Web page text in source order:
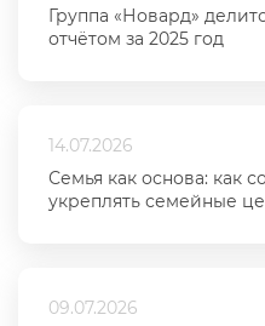
Группа «Новард»
отчётом за 2025 год
14.07.2026
Семья как основа: как
укреплять семейные
09.07.2026